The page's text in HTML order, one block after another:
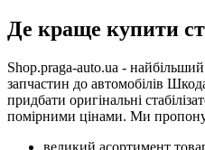
Де краще купити
Shop.praga-auto.ua -
запчастин до автомобілів
придбати оригінальні
помірними цінами. Ми
великий асортимент